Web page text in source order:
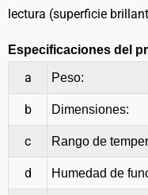
lectura (superficie
Especificaciones del
a Peso:
b Dimensiones:
c Rango de
d Humedad de